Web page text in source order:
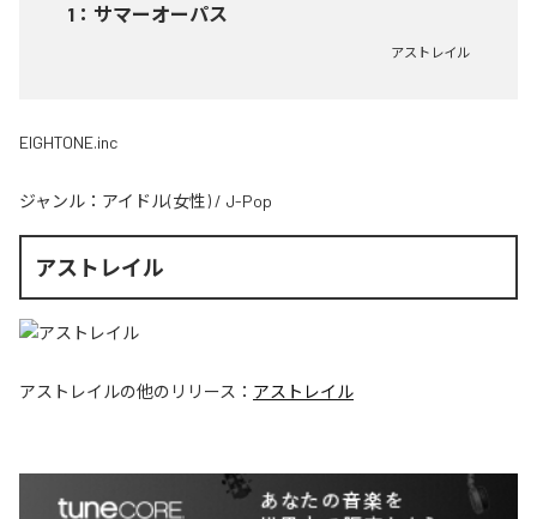
1 ： サマーオーパス
アストレイル
EIGHTONE.inc
ジャンル： アイドル(女性) / J-Pop
アストレイル
アストレイルの他のリリース： アストレイル